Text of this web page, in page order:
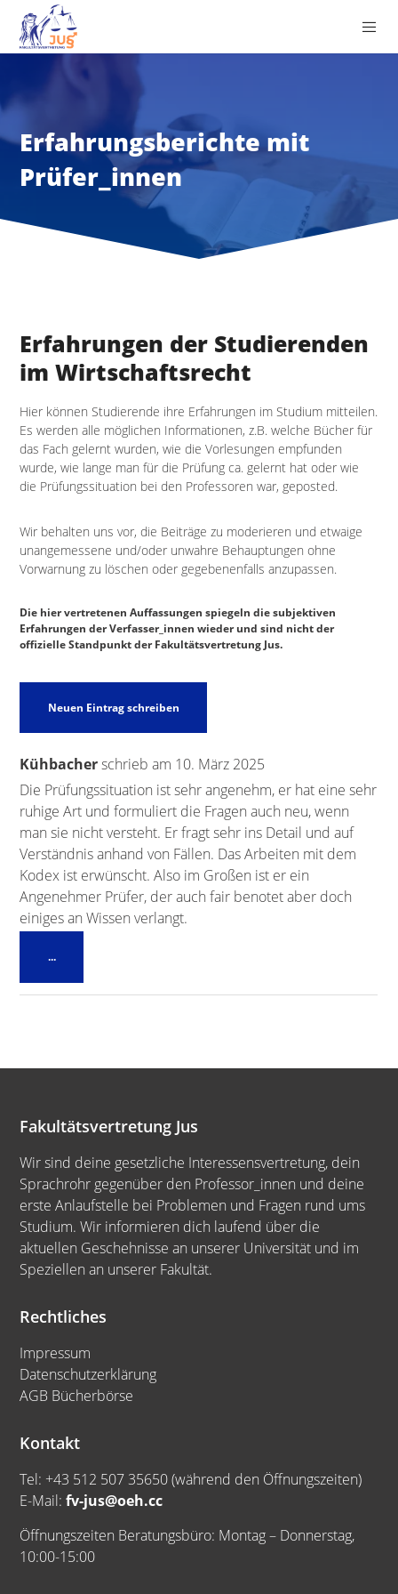
Erfahrungsberichte mit
Prüfer_innen
Erfahrungen der Studierenden
im Wirtschaftsrecht
Hier können Studierende ihre Erfahrungen im Studium mitteilen.
Es werden alle möglichen Informationen, z.B. welche Bücher für
das Fach gelernt wurden, wie die Vorlesungen empfunden
wurde, wie lange man für die Prüfung ca. gelernt hat oder wie
die Prüfungssituation bei den Professoren war, geposted.
Wir behalten uns vor, die Beiträge zu moderieren und etwaige
unangemessene und/oder unwahre Behauptungen ohne
Vorwarnung zu löschen oder gegebenenfalls anzupassen.
Die hier vertretenen Auffassungen spiegeln die subjektiven
Erfahrungen der Verfasser_innen wieder und sind nicht der
offizielle Standpunkt der Fakultätsvertretung Jus.
Kühbacherschrieb am 10. März 2025
Die Prüfungssituation ist sehr angenehm, er hat eine sehr
ruhige Art und formuliert die Fragen auch neu, wenn
man sie nicht versteht. Er fragt sehr ins Detail und auf
Verständnis anhand von Fällen. Das Arbeiten mit dem
Kodex ist erwünscht. Also im Großen ist er ein
Angenehmer Prüfer, der auch fair benotet aber doch
einiges an Wissen verlangt.
...Diese
ein-/ausblenden.
Fakultätsvertretung Jus
Wir sind deine gesetzliche Interessensvertretung, dein
Sprachrohr gegenüber den Professor_innen und deine
erste Anlaufstelle bei Problemen und Fragen rund ums
Studium. Wir informieren dich laufend über die
aktuellen Geschehnisse an unserer Universität und im
Speziellen an unserer Fakultät.
Rechtliches
Impressum
Datenschutzerklärung
AGB Bücherbörse
Kontakt
Tel: +43 512 507 35650 (während den Öffnungszeiten)
E-Mail:fv-jus@oeh.cc
Öffnungszeiten Beratungsbüro: Montag – Donnerstag,
10:00-15:00